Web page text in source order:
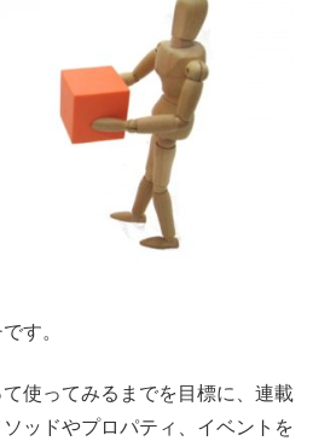
す。
使ってみるまでを目標に、連載
ッドやプロパティ、イベントを